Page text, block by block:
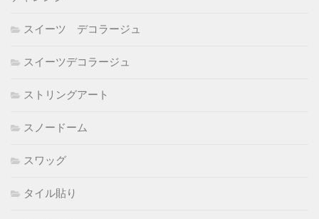
スイーツ デコラージュ
スイーツデコラージュ
ストリングアート
スノードーム
スワッグ
タイル貼り